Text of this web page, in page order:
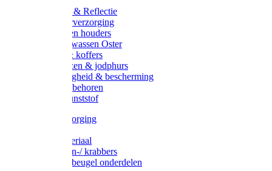
Verlichting & Reflectie
Rapide leerverzorging
Likstenen en houders
Poetsen & wassen Oster
Poetssets & koffers
Ruiter laarzen & jodphurs
Ruiter veiligheid & bescherming
Ruiter - toebehoren
Voerbak kunststof
Klauwverzorging
Injectiemateriaal
Hoefmessen-/ krabbers
Hoefbekapbeugel onderdelen